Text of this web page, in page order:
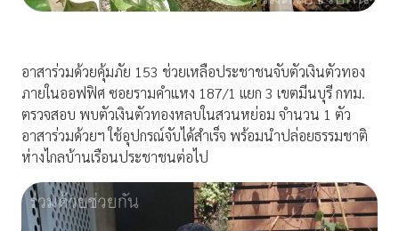
อาสาร่วมด้วยคุ้มภัย 153 ช่วยเหลือประชาชนจับตัวเงินตัวทอง
ภายในออฟฟิศ ซอยรามคำแหง 187/1 เเยก 3 เขตมีนบุรี กทม.
ตรวจสอบ พบตัวเงินตัวทองหลบในสวนหย่อม จำนวน 1 ตัว
อาสาร่วมด้วยฯ ใช้อุปกรณ์จับได้สำเร็จ พร้อมนำปล่อยธรรมชาติ
ห่างไกลบ้านเรือนประชาชนต่อไป